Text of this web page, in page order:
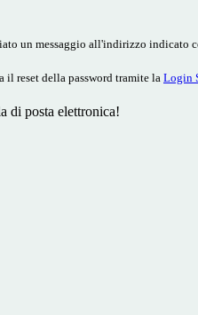
un messaggio all'indirizzo indicato
il reset della password tramite la Login
di posta elettronica!